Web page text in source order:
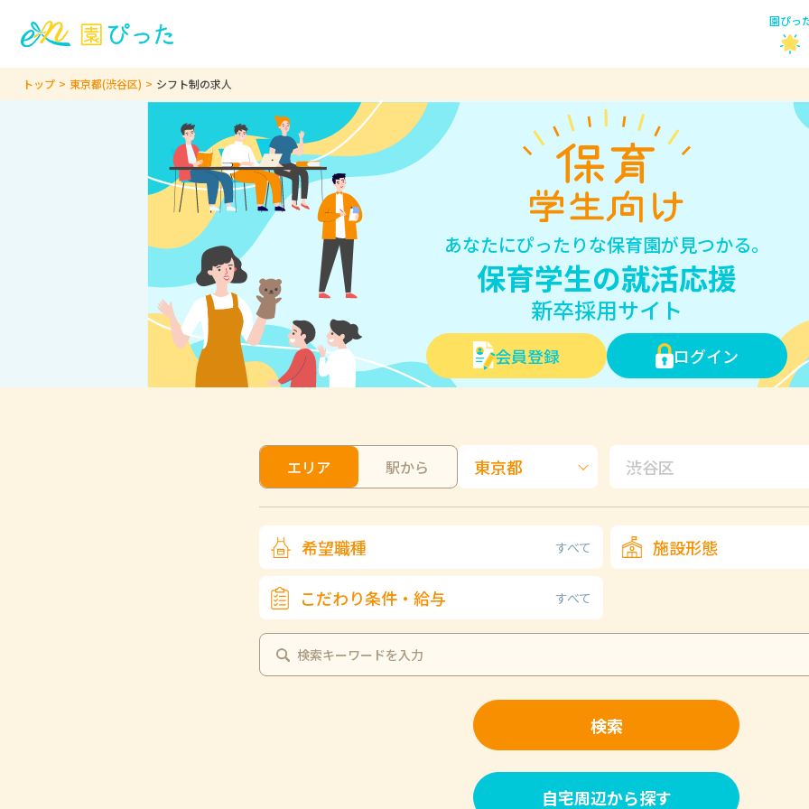
園ぴっ
トップ 東京都(渋谷区) シフト制の求人
あなたにぴったりな保育園が見つかる。
保育学生の就活応援
新卒採用サイト
会員登録 ログイン
エリア 駅から
希望職種 すべて 施設形態
こだわり条件・給与 すべて
検索
自宅周辺から探す